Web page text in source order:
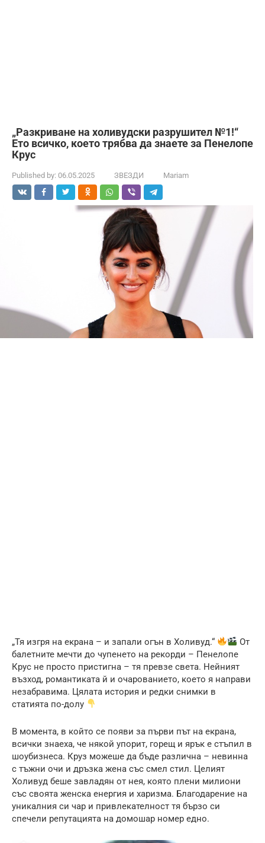
„Разкриване на холивудски разрушител №1!“
Ето всичко, което трябва да знаете за Пенелопе
Крус
Published by: 06.05.2025 ЗВЕЗДИ Mariam
„Тя изгря на екрана – и запали огън в Холивуд.“
От
балетните мечти до чупенето на рекорди – Пенелопе
Крус не просто пристигна – тя превзе света. Нейният
възход, романтиката й и очарованието, което я направи
незабравима. Цялата история и редки снимки в
статията по-долу
В момента, в който се появи за първи път на екрана,
всички знаеха, че някой упорит, горещ и ярък е стъпил в
шоубизнеса. Круз можеше да бъде различна – невинна
с тъжни очи и дръзка жена със смел стил. Целият
Холивуд беше завладян от нея, която плени милиони
със своята женска енергия и харизма. Благодарение на
уникалния си чар и привлекателност тя бързо си
спечели репутацията на домошар номер едно.